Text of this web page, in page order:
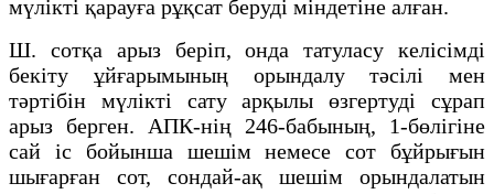
мүлікті қарауға рұқсат беруді міндетіне алған.
Ш. сотқа арыз беріп, онда татуласу келісімді
бекіту ұйғарымының орындалу тәсілі мен
тәртібін мүлікті сату арқылы өзгертуді сұрап
арыз берген. АПК-нің 246-бабының, 1-бөлігіне
сай іс бойынша шешім немесе сот бұйрығын
шығарған сот, сондай-ақ шешім орындалатын